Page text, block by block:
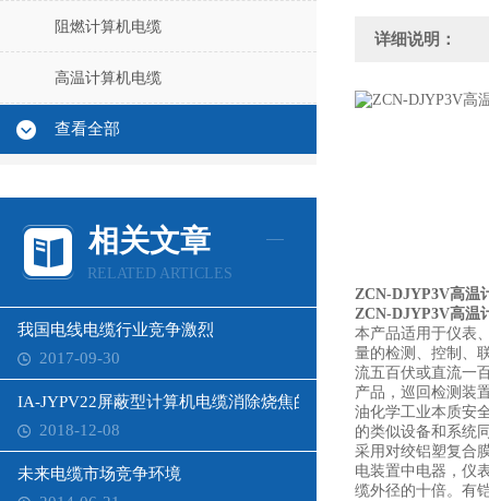
阻燃计算机电缆
高温计算机电缆
查看全部
相关文章
RELATED ARTICLES
我国电线电缆行业竞争激烈
2017-09-30
IA-JYPV22屏蔽型计算机电缆消除烧焦的方法是什么
2018-12-08
未来电缆市场竞争环境
详细说明：
ZCN-DJYP3V高温
ZCN-DJYP3V高温
本产品适用于仪表
量的检测、控制、
流五百伏或直流一
产品，巡回检测装
油化学工业本质安
的类似设备和系统
采用对绞铝塑复合
电装置中电器，仪
缆外径的十倍。有